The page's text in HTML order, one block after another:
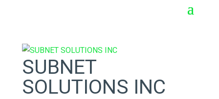
SUBNET
SOLUTIONS INC